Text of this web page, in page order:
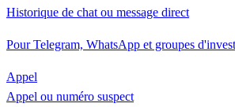
Historique de chat ou message direct
Pour Telegram, WhatsApp et groupes
Appel
Appel ou numéro suspect